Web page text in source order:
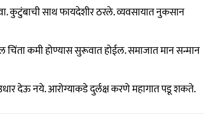
कुटुंबाची साथ फायदेशीर ठरले. व्यवसायात नुकसान
कमी होण्यास सुरूवात होईल. समाजात मान सन्मान
देऊ नये. आरोग्याकडे दुर्लक्ष करणे महागात पडू शकते.